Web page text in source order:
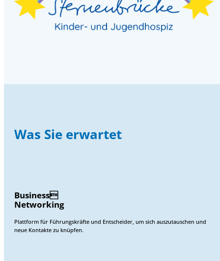
Was Sie erwartet
Business
Networking
Plattform für Führungskräfte und Entscheider, um sich auszutauschen und
neue Kontakte zu knüpfen.